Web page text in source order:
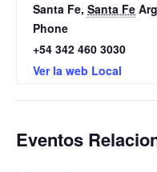
Santa Fe, Santa Fe
Phone
+54 342 460 3030
Ver la web Local
Eventos